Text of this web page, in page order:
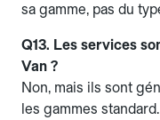
sa gamme, pas du
Q13. Les services
Van ?
Non, mais ils sont
les gammes standard.